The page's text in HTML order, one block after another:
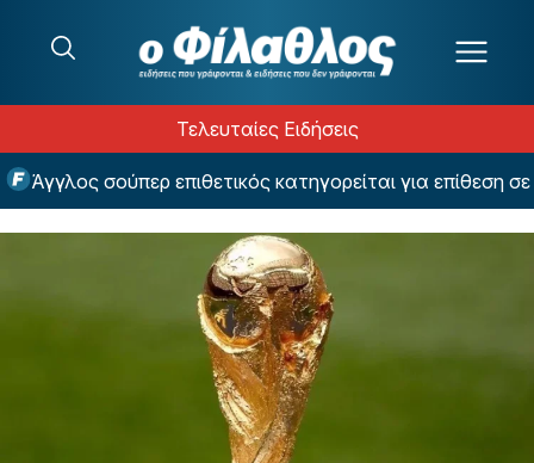
Τελευταίες Ειδήσεις
Άγγλος σούπερ επιθετικός κατηγορείται για επίθεση σε